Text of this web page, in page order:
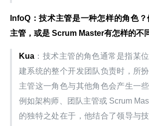
InfoQ ：技术主管是一种怎样的角色
主管，或是 Scrum Master有怎样的不
Kua ：技术主管的角色通常是指某
建系统的整个开发团队负责时，所
主管这一角色与其他角色会产生一
例如架构师、团队主管或 Scrum
的独特之处在于，他结合了领导与